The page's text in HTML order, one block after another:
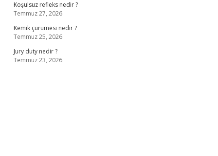
Koşulsuz refleks nedir ?
Temmuz 27, 2026
Kemik çürümesi nedir ?
Temmuz 25, 2026
Jury duty nedir ?
Temmuz 23, 2026